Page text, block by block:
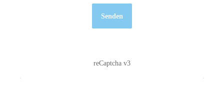
Senden
reCaptcha v3